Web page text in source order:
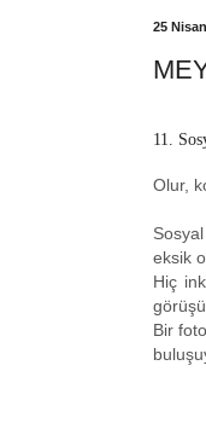
25
11.
Olur,
eksik
Hiç
Bir